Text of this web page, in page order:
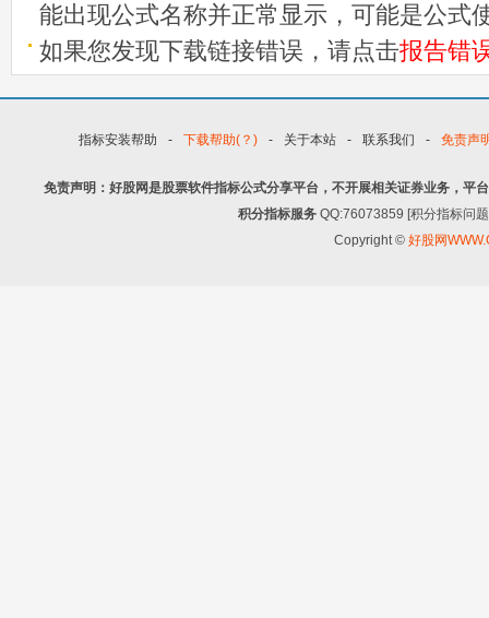
能出现公式名称并正常显示，可能是公式
如果您发现下载链接错误，请点击报告错
指标安装帮助 - 下载帮助(？) - 关于本站 - 联系我们 - 免责声
免责声明：好股网是股票软件指标公式分享平台，不开展相关证券业务，平
积分指标服务 QQ:76073859 [积分指标问
Copyright © 好股网